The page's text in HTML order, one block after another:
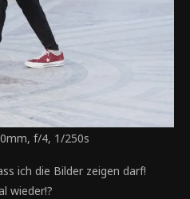
f/4, 1/250s
ich die Bilder zeigen darf!
wieder!?